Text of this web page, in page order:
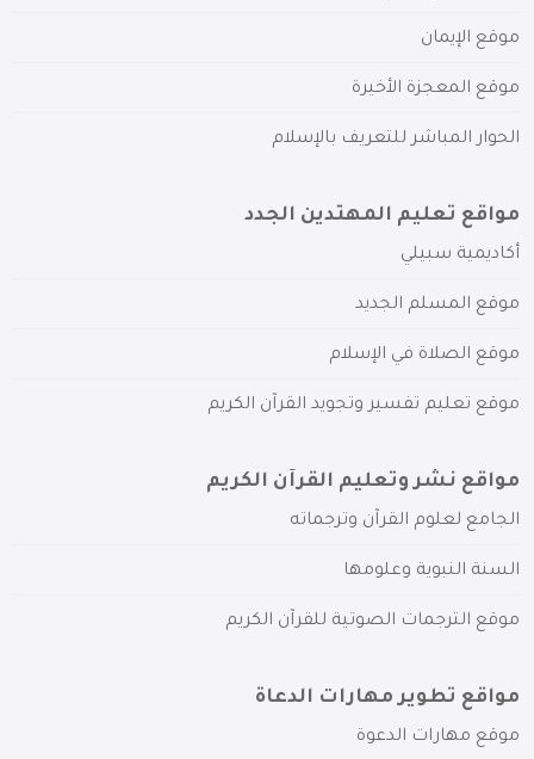
موقع الإيمان
موقع المعجزة الأخيرة
الحوار المباشر للتعريف بالإسلام
مواقع تعليم المهتدين الجدد
أكاديمية سبيلي
موقع المسلم الجديد
موقع الصلاة في الإسلام
موقع تعليم تفسير وتجويد القرآن الكريم
مواقع نشر وتعليم القرآن الكريم
الجامع لعلوم القرآن وترجماته
السنة النبوية وعلومها
موقع الترجمات الصوتية للقرآن الكريم
مواقع تطوير مهارات الدعاة
موقع مهارات الدعوة